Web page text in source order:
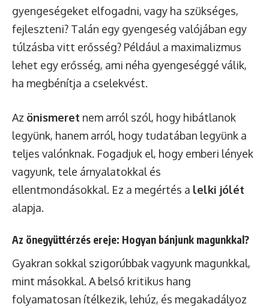
gyengeségeket elfogadni, vagy ha szükséges,
fejleszteni? Talán egy gyengeség valójában egy
túlzásba vitt erősség? Például a maximalizmus
lehet egy erősség, ami néha gyengeséggé válik,
ha megbénítja a cselekvést.
Az önismeret nem arról szól, hogy hibátlanok
legyünk, hanem arról, hogy tudatában legyünk a
teljes valónknak. Fogadjuk el, hogy emberi lények
vagyunk, tele árnyalatokkal és
ellentmondásokkal. Ez a megértés a lelki jólét
alapja.
Az önegyüttérzés ereje: Hogyan bánjunk magunkkal?
Gyakran sokkal szigorúbbak vagyunk magunkkal,
mint másokkal. A belső kritikus hang
folyamatosan ítélkezik, lehúz, és megakadályoz